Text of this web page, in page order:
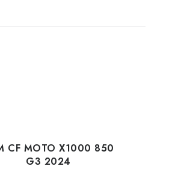
CF MOTO X1000 850
G3 2024